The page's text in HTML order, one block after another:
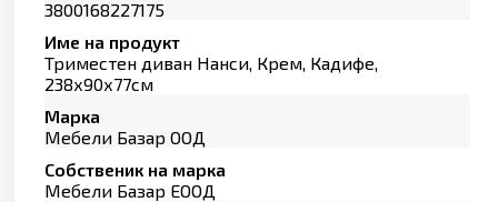
3800168227175
Име на продукт
Триместен диван Нанси, Крем, Кадифе,
238х90х77см
Марка
Мебели Базар ООД
Собственик на марка
Мебели Базар ЕООД